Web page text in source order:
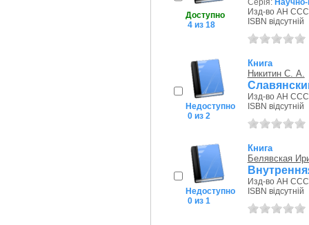
Доступно
4 из 18
Серія:
Изд-во АН
ISBN відсутній
Недоступно
0 из 2
Книга
Никитин С. А.
Изд-во АН
ISBN відсутній
Недоступно
0 из 1
Книга
Белявская
Изд-во АН
ISBN відсутній